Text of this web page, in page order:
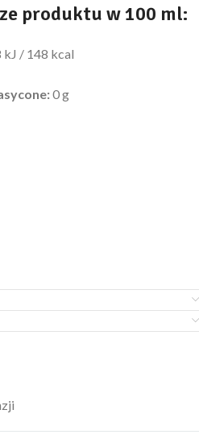
produktu w 100 ml:
kJ / 148 kcal
0 g